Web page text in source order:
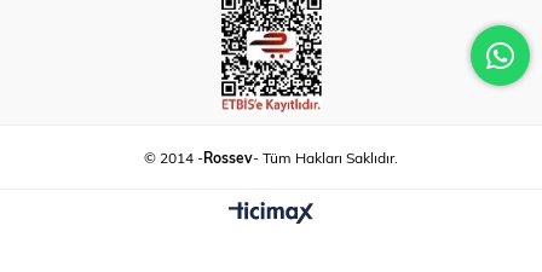
© 2014 -Rossev- Tüm Hakları Saklıdır.